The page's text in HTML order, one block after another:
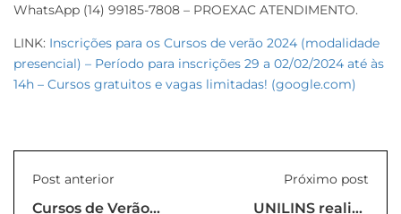
WhatsApp (14) 99185-7808 – PROEXAC ATENDIMENTO.
LINK: Inscrições para os Cursos de verão 2024 (modalidade
presencial) – Período para inscrições 29 a 02/02/2024 até às
14h – Cursos gratuitos e vagas limitadas! (google.com)
Post anterior
Cursos de Verão
Próximo post
UNILINS realiza